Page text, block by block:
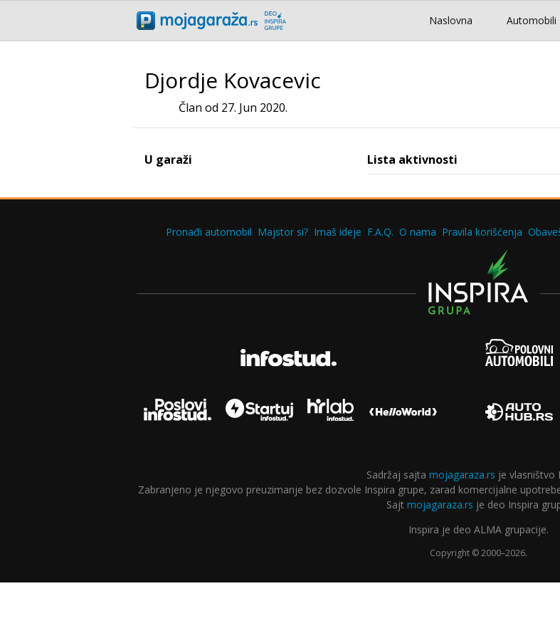
Naslovna Automobili
Djordje Kovacevic
Član od 27. Jun 2020.
U garaži Lista aktivnosti
Pronađi automobil Majstor si? Imaš ideje F.A.Q. O nama Pravila korišćenja
Sadržaj sajta mojagaraza.rs je vlasništvo
Zabranjeno je njegovo preuzimanje bez dozvole Inspira grupe, zarad komercijalne
Sajt mojagaraza.rs je deo Inspira
Inspira je deo ALMA grupacije.
Copyright © 2000–2026.